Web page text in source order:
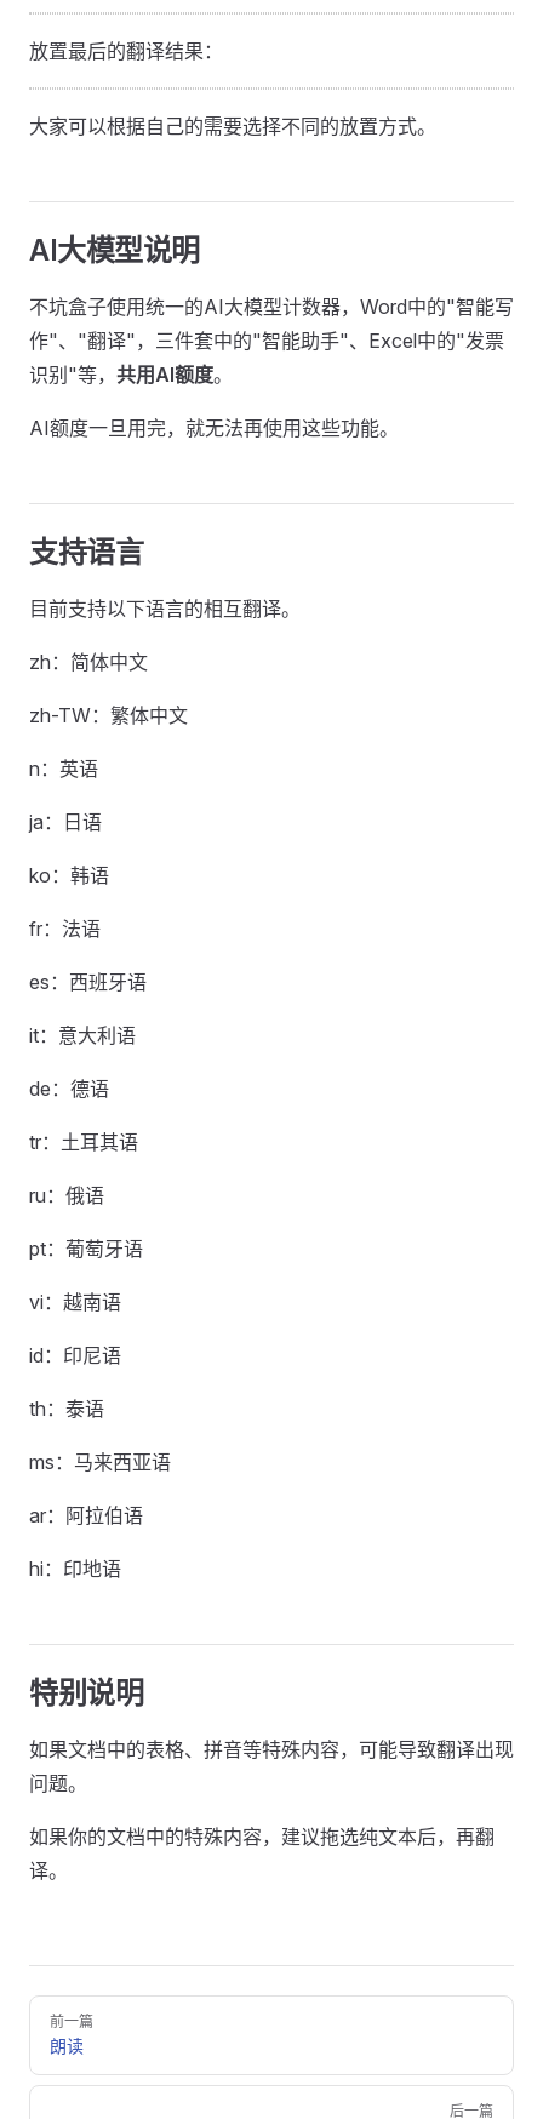
放置最后的翻译结果：
大家可以根据自己的需要选择不同的放置方式。
AI大模型说明
不坑盒子使用统一的AI大模型计数器，Word中的"智能写
作"、"翻译"，三件套中的"智能助手"、Excel中的"发票
识别"等， 共用AI额度。
AI额度一旦用完，就无法再使用这些功能。
支持语言
目前支持以下语言的相互翻译。
zh：简体中文
zh-TW：繁体中文
n：英语
ja：日语
ko：韩语
fr：法语
es：西班牙语
it：意大利语
de：德语
tr：土耳其语
ru：俄语
pt：葡萄牙语
vi：越南语
id：印尼语
th：泰语
ms：马来西亚语
ar：阿拉伯语
hi：印地语
特别说明
如果文档中的表格、拼音等特殊内容，可能导致翻译出现
问题。
如果你的文档中的特殊内容，建议拖选纯文本后，再翻
译。
Pager
前一篇
朗读
后一篇